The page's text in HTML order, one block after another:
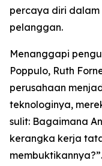
percaya diri
pelanggan.
Menanggapi
Poppulo, Ruth
perusahaan
teknologinya,
sulit: Bagaimana
kerangka kerja
membuktikannya?”.